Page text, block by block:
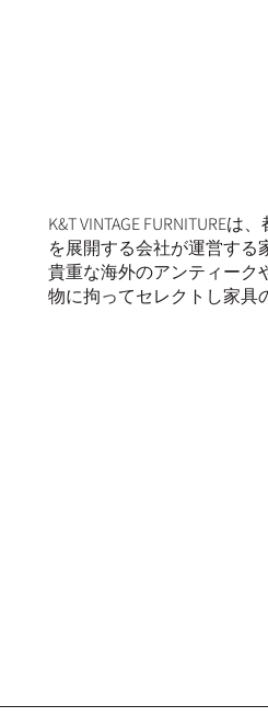
K&T VINTAGE FURNITURE
を展開する会社が運営する
貴重な海外のアンティーク
物に拘ってセレクトし家具